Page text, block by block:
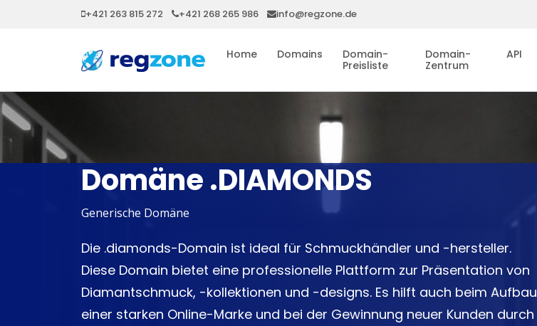
+421 263 815 272 +421 268 265 986 info@regzone.de
Home Domains
Domain-
Preisliste
Domain-
Zentrum
API
Domäne .DIAMONDS
Generische Domäne
Die .diamonds-Domain ist ideal für Schmuckhändler und -hersteller.
Diese Domain bietet eine professionelle Plattform zur Präsentation von
Diamantschmuck, -kollektionen und -designs. Es hilft auch beim Aufbau
einer starken Online-Marke und bei der Gewinnung neuer Kunden durch